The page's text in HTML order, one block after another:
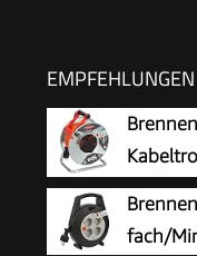
EMPFEHLUNGEN
fach/